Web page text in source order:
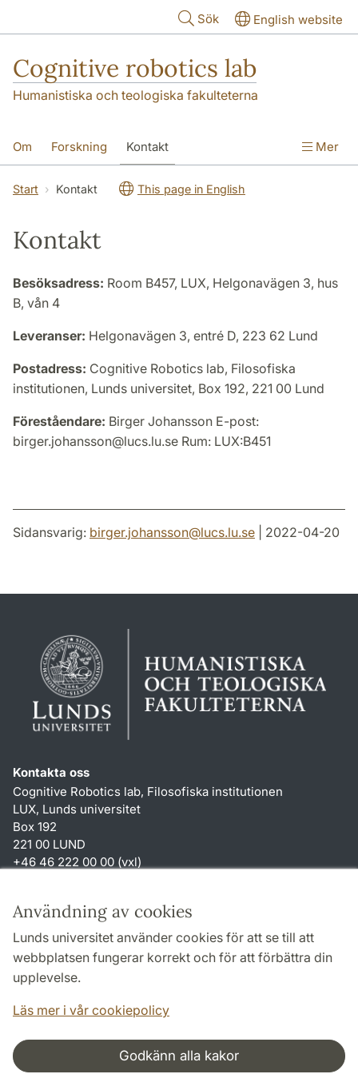
Användning av cookies
Lunds universitet använder cookies för att se till att
webbplatsen fungerar korrekt och för att förbättra din
upplevelse.
Läs mer i vår cookiepolicy
Godkänn alla kakor
Sök English website
Cognitive robotics lab
Humanistiska och teologiska fakulteterna
Om Forskning Kontakt Mer
Start Kontakt This page in English
Kontakt
Besöksadress: Room B457, LUX, Helgonavägen 3, hus
B, vån 4
Leveranser: Helgonavägen 3, entré D, 223 62 Lund
Postadress: Cognitive Robotics lab, Filosofiska
institutionen, Lunds universitet, Box 192, 221 00 Lund
Föreståendare: Birger Johansson E-post:
birger.johansson@lucs.lu.se Rum: LUX:B451
Sidansvarig: birger.johansson@lucs.lu.se | 2022-04-20
Kontakta oss
Cognitive Robotics lab, Filosofiska institutionen
LUX, Lunds universitet
Box 192
221 00 LUND
+46 46 222 00 00 (vxl)
Genvägar
Om webbplatsen och cookies
Behandling av personuppgifter
Tillgänglighetsredogörelse